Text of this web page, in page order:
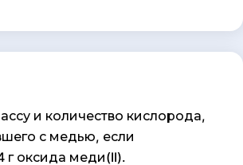
и количество кислорода,
с медью, если
г оксида меди(II).